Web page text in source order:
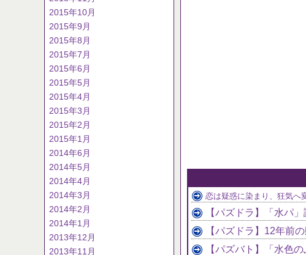
2015年10月
2015年9月
2015年8月
2015年7月
2015年6月
2015年5月
2015年4月
2015年3月
2015年2月
2015年1月
2014年6月
2014年5月
2014年4月
2014年3月
2014年2月
2014年1月
2013年12月
2013年11月
恋は疑惑に染まり、狂気へ
【パズドラ】「水パ
【パズドラ】12年前